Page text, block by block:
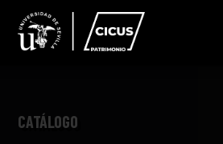
CATÁLOGO